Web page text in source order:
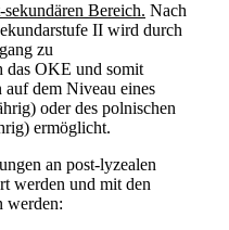
Bereich. Nach
II wird durch
zu
das OKE und somit
dem Niveau eines
oder des polnischen
ermöglicht.
an post-lyzealen
werden und mit den
werden: